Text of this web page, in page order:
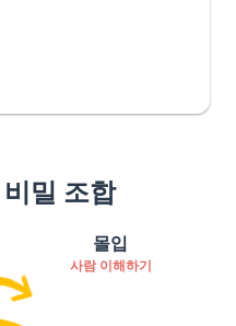
밀 조합
몰입
사람 이해하기